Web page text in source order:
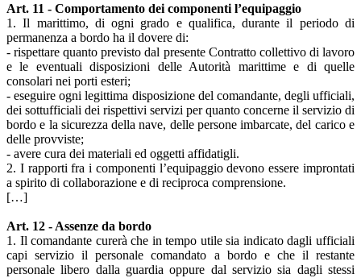
Art. 11 - Comportamento dei componenti l’equipaggio
1. Il marittimo, di ogni grado e qualifica, durante il periodo di
permanenza a bordo ha il dovere di:
- rispettare quanto previsto dal presente Contratto collettivo di lavoro
e le eventuali disposizioni delle Autorità marittime e di quelle
consolari nei porti esteri;
- eseguire ogni legittima disposizione del comandante, degli ufficiali,
dei sottufficiali dei rispettivi servizi per quanto concerne il servizio di
bordo e la sicurezza della nave, delle persone imbarcate, del carico e
delle provviste;
- avere cura dei materiali ed oggetti affidatigli.
2. I rapporti fra i componenti l’equipaggio devono essere improntati
a spirito di collaborazione e di reciproca comprensione.
[…]
Art. 12 - Assenze da bordo
1. Il comandante curerà che in tempo utile sia indicato dagli ufficiali
capi servizio il personale comandato a bordo e che il restante
personale libero dalla guardia oppure dal servizio sia dagli stessi